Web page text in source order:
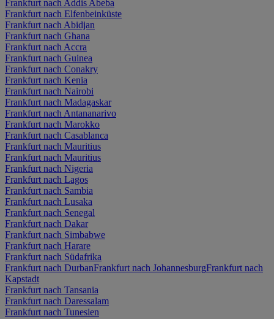
Frankfurt nach Addis Abeba
Frankfurt nach Elfenbeinküste
Frankfurt nach Abidjan
Frankfurt nach Ghana
Frankfurt nach Accra
Frankfurt nach Guinea
Frankfurt nach Conakry
Frankfurt nach Kenia
Frankfurt nach Nairobi
Frankfurt nach Madagaskar
Frankfurt nach Antananarivo
Frankfurt nach Marokko
Frankfurt nach Casablanca
Frankfurt nach Mauritius
Frankfurt nach Mauritius
Frankfurt nach Nigeria
Frankfurt nach Lagos
Frankfurt nach Sambia
Frankfurt nach Lusaka
Frankfurt nach Senegal
Frankfurt nach Dakar
Frankfurt nach Simbabwe
Frankfurt nach Harare
Frankfurt nach Südafrika
Frankfurt nach DurbanFrankfurt nach JohannesburgFrankfurt nach
Kapstadt
Frankfurt nach Tansania
Frankfurt nach Daressalam
Frankfurt nach Tunesien